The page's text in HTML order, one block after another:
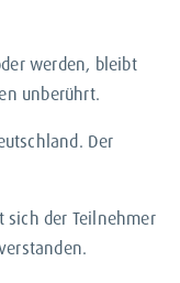
werden, bleibt
unberührt.
Der
sich der Teilnehmer